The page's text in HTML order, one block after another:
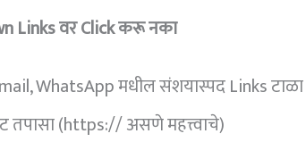
Links वर Click करू नका
WhatsApp मधील संशयास्पद Links टाळा
तपासा (https:// असणे महत्त्वाचे)